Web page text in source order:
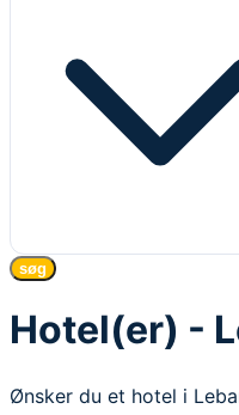
søg
Hotel(er) -
Ønsker du et hotel i